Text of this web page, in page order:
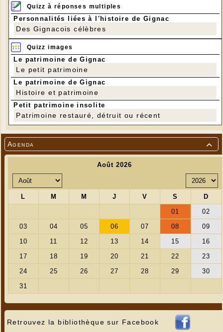

Agenda
Retrouvez la bibliothèque sur Facebook
Quizz à réponses multiples
Personnalités liées à l'histoire de Gignac
Des Gignacois célèbres
Quizz images
Le patrimoine de Gignac
Le petit patrimoine
Le patrimoine de Gignac
Histoire et patrimoine
Petit patrimoine insolite
Patrimoine restauré, détruit ou récent